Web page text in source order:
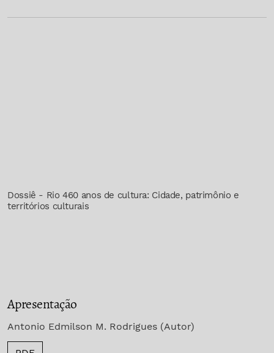
Dossiê - Rio 460 anos de cultura: Cidade, patrimônio e
territórios culturais
Apresentação
Antonio Edmilson M. Rodrigues (Autor)